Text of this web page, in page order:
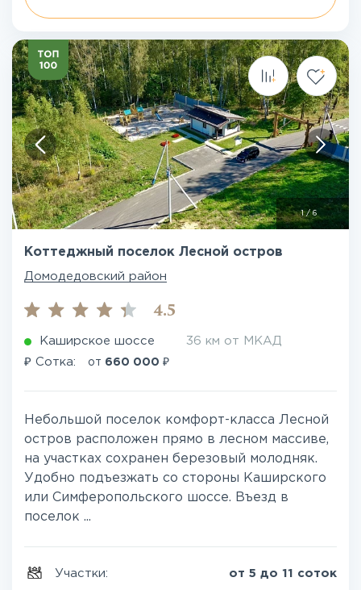
1/6
Коттеджный поселок Лесной остров
Домодедовский район
4.5
Каширское шоссе 36 км от МКАД
₽ Сотка: от 660 000 ₽
Небольшой поселок комфорт-класса Лесной
остров расположен прямо в лесном массиве,
на участках сохранен березовый молодняк.
Удобно подъезжать со стороны Каширского
или Симферопольского шоссе. Въезд в
поселок ...
Участки: от 5 до 11 соток